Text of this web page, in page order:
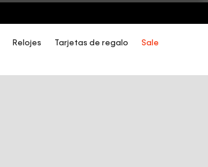
Relojes Tarjetas de regalo Sale